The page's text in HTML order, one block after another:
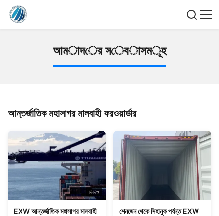
আমাদের সেবাসমূহ
আন্তর্জাতিক মহাসাগর মালবাহী ফরওয়ার্ডার
ভিডিও
EXW আন্তর্জাতিক মহাসাগর মালবাহী
শেনজেন থেকে সিহানুক পর্যন্ত EXW